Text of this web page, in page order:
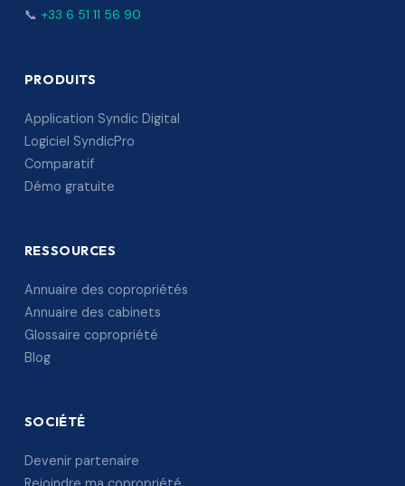
📞 +33 6 51 11 56 90
PRODUITS
Application Syndic Digital
Logiciel SyndicPro
Comparatif
Démo gratuite
RESSOURCES
Annuaire des copropriétés
Annuaire des cabinets
Glossaire copropriété
Blog
SOCIÉTÉ
Devenir partenaire